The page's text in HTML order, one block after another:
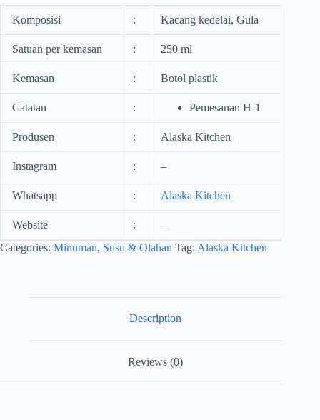
Komposisi : Kacang kedelai, Gula
Satuan per kemasan : 250 ml
Kemasan : Botol plastik
Catatan : Pemesanan H-1
Produsen : Alaska Kitchen
Instagram : –
Whatsapp : Alaska Kitchen
Website :
–
Categories: Minuman, Susu & Olahan Tag: Alaska Kitchen
Description
Reviews (0)